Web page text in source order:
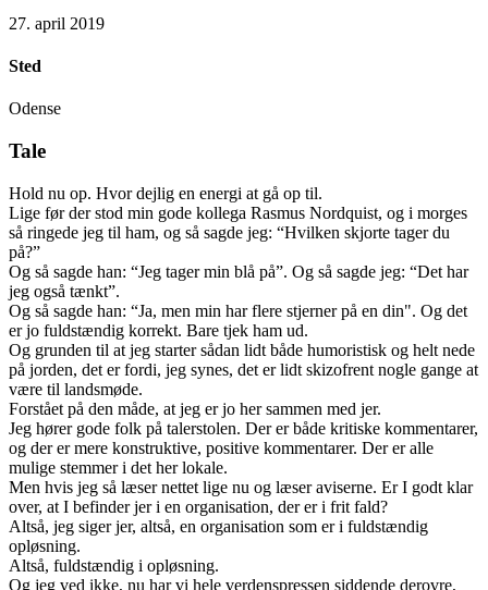
27. april 2019
Sted
Odense
Tale
Hold nu op. Hvor dejlig en energi at gå op til.
Lige før der stod min gode kollega Rasmus Nordquist, og i morges
så ringede jeg til ham, og så sagde jeg: “Hvilken skjorte tager du
på?”
Og så sagde han: “Jeg tager min blå på”. Og så sagde jeg: “Det har
jeg også tænkt”.
Og så sagde han: “Ja, men min har flere stjerner på en din". Og det
er jo fuldstændig korrekt. Bare tjek ham ud.
Og grunden til at jeg starter sådan lidt både humoristisk og helt nede
på jorden, det er fordi, jeg synes, det er lidt skizofrent nogle gange at
være til landsmøde.
Forstået på den måde, at jeg er jo her sammen med jer.
Jeg hører gode folk på talerstolen. Der er både kritiske kommentarer,
og der er mere konstruktive, positive kommentarer. Der er alle
mulige stemmer i det her lokale.
Men hvis jeg så læser nettet lige nu og læser aviserne. Er I godt klar
over, at I befinder jer i en organisation, der er i frit fald?
Altså, jeg siger jer, altså, en organisation som er i fuldstændig
opløsning.
Altså, fuldstændig i opløsning.
Og jeg ved ikke, nu har vi hele verdenspressen siddende derovre,